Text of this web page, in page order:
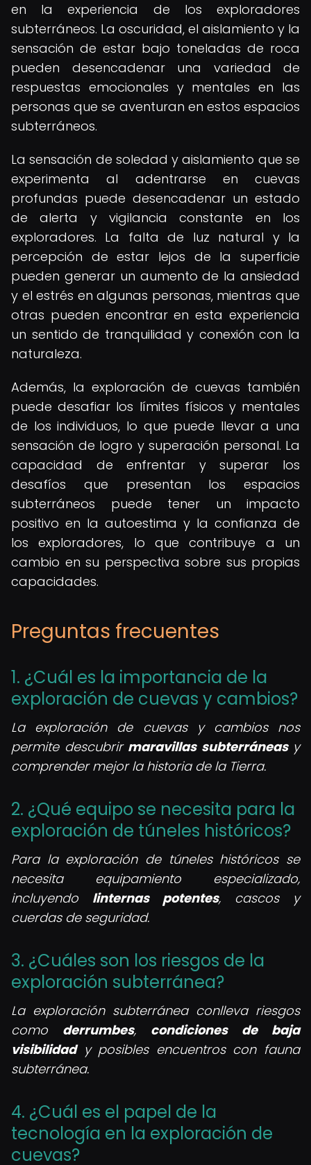
en la experiencia de los exploradores
subterráneos. La oscuridad, el aislamiento y la
sensación de estar bajo toneladas de roca
pueden desencadenar una variedad de
respuestas emocionales y mentales en las
personas que se aventuran en estos espacios
subterráneos.
La sensación de soledad y aislamiento que se
experimenta al adentrarse en cuevas
profundas puede desencadenar un estado
de alerta y vigilancia constante en los
exploradores. La falta de luz natural y la
percepción de estar lejos de la superficie
pueden generar un aumento de la ansiedad
y el estrés en algunas personas, mientras que
otras pueden encontrar en esta experiencia
un sentido de tranquilidad y conexión con la
naturaleza.
Además, la exploración de cuevas también
puede desafiar los límites físicos y mentales
de los individuos, lo que puede llevar a una
sensación de logro y superación personal. La
capacidad de enfrentar y superar los
desafíos que presentan los espacios
subterráneos puede tener un impacto
positivo en la autoestima y la confianza de
los exploradores, lo que contribuye a un
cambio en su perspectiva sobre sus propias
capacidades.
Preguntas frecuentes
1. ¿Cuál es la importancia de la
exploración de cuevas y cambios?
La exploración de cuevas y cambios nos
permite descubrir maravillas subterráneasy
comprender mejor la historia de la Tierra.
2. ¿Qué equipo se necesita para la
exploración de túneles históricos?
Para la exploración de túneles históricos se
necesita equipamiento especializado,
incluyendo linternas potentes, cascos y
cuerdas de seguridad.
3. ¿Cuáles son los riesgos de la
exploración subterránea?
La exploración subterránea conlleva riesgos
como derrumbes, condiciones de baja
visibilidady posibles encuentros con fauna
subterránea.
4. ¿Cuál es el papel de la
tecnología en la exploración de
cuevas?